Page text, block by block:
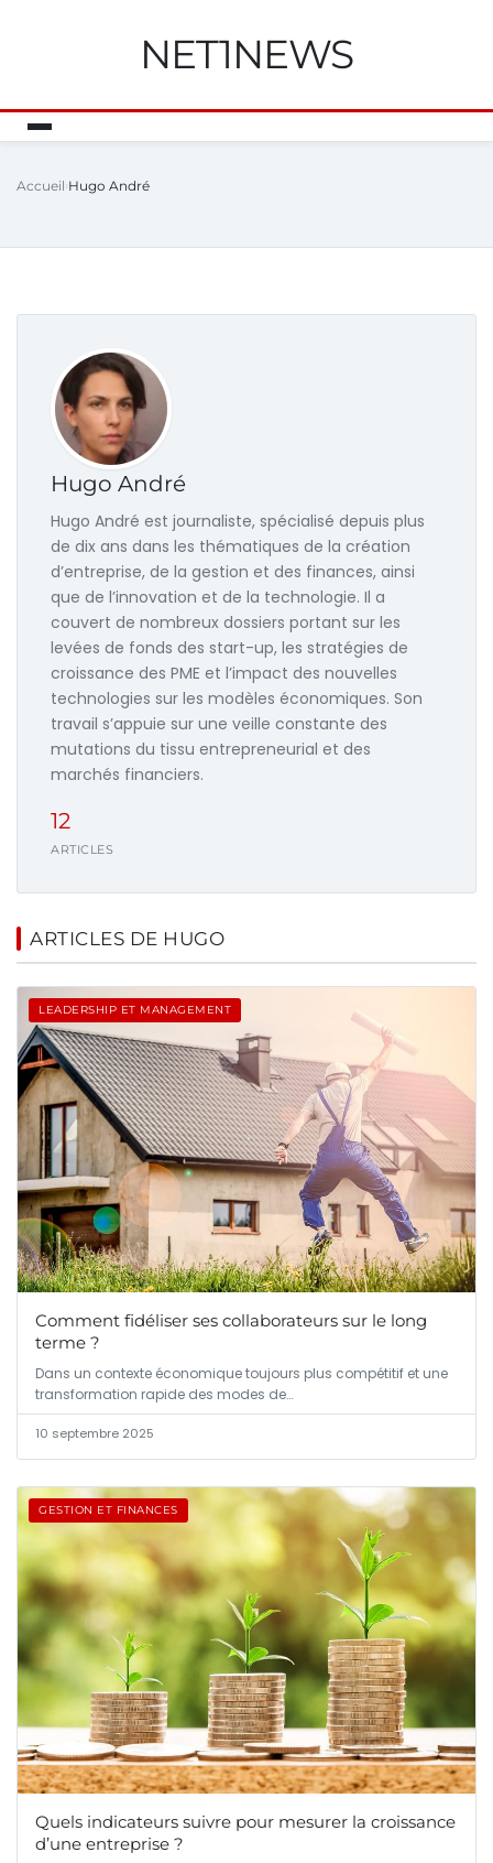
NET1NEWS
Accueil Hugo André
Hugo André
Hugo André est journaliste, spécialisé depuis plus
de dix ans dans les thématiques de la création
d’entreprise, de la gestion et des finances, ainsi
que de l’innovation et de la technologie. Il a
couvert de nombreux dossiers portant sur les
levées de fonds des start-up, les stratégies de
croissance des PME et l’impact des nouvelles
technologies sur les modèles économiques. Son
travail s’appuie sur une veille constante des
mutations du tissu entrepreneurial et des
marchés financiers.
12
ARTICLES
ARTICLES DE HUGO
LEADERSHIP ET MANAGEMENT
Comment fidéliser ses collaborateurs sur le long
terme ?
Dans un contexte économique toujours plus compétitif et une
transformation rapide des modes de…
10 septembre 2025
GESTION ET FINANCES
Quels indicateurs suivre pour mesurer la croissance
d’une entreprise ?